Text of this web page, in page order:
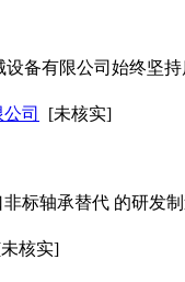
备有限公司始终坚
司
[未核实]
标轴承替代 的研发
核实]